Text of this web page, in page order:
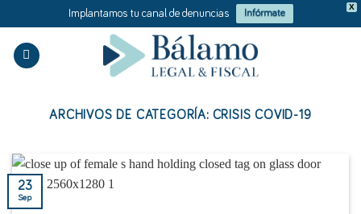
X
Implantamos tu canal de denuncias Infórmate
ARCHIVOS DE CATEGORÍA: CRISIS COVID-19
23
Sep